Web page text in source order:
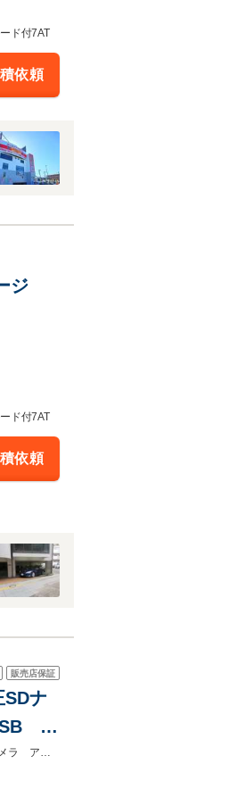
ド付7AT
依頼
ジ
ド付7AT
依頼
販売店保証
ナ
テア
純正SDナビ 地デジフルセグTV CD DVD SD ミュージックサーバー USBBluetoothオーディオ バックカメラ アラウンドビューモニター ステアリングスイッチ パドルシフト